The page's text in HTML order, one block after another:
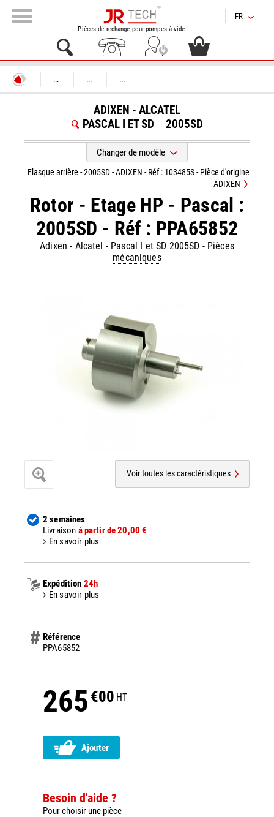
Pièces de rechange pour pompes à vide
FR
... ... ...
ADIXEN - ALCATEL
PASCAL I ET SD
2005SD
Changer de modèle
Rotor - Etage HP - Pascal :
2005SD - Réf : PPA65852
Adixen - Alcatel - Pascal I et SD 2005SD - Pièces
mécaniques
Flasque arrière - 2005SD - ADIXEN - Réf : 103485S - Pièce d'origine
ADIXEN
Voir toutes les caractéristiques
2 semaines
Livraison à partir de 20,00 €
En savoir plus
Expédition 24h
En savoir plus
Référence
PPA65852
265 €00 HT
Ajouter
Besoin d'aide ?
Pour choisir une pièce